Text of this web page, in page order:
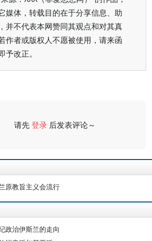
媒体，转载目的在于分享信息、助
并不代表本网赞同其观点和对其真
作者或版权人不愿被使用，请来函
予改正。
请先登录 后发表评论～
原教旨主义会流行
政治伊斯兰的走向